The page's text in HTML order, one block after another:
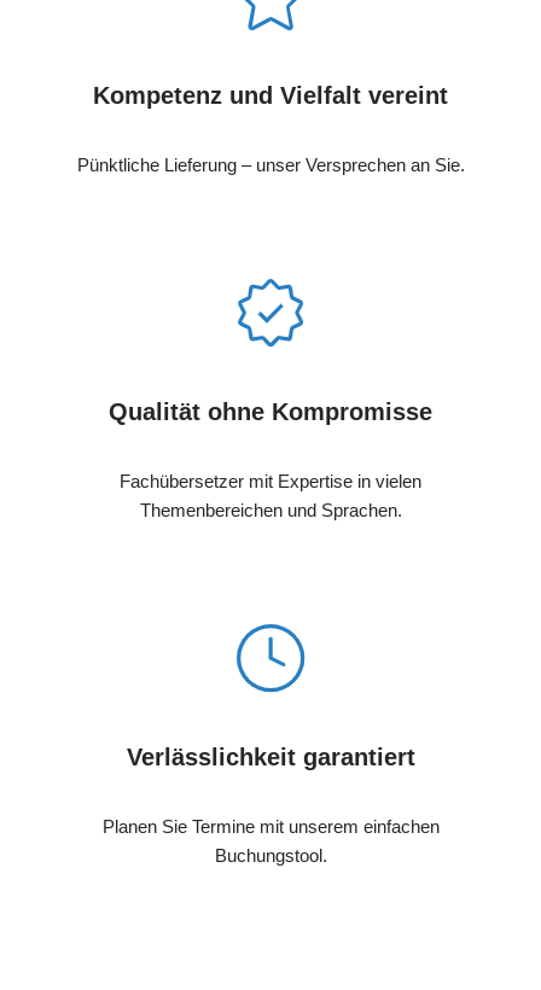
Kompetenz und Vielfalt vereint
Pünktliche Lieferung – unser Versprechen an Sie.
Qualität ohne Kompromisse
Fachübersetzer mit Expertise in vielen
Themenbereichen und Sprachen.
Verlässlichkeit garantiert
Planen Sie Termine mit unserem einfachen
Buchungstool.